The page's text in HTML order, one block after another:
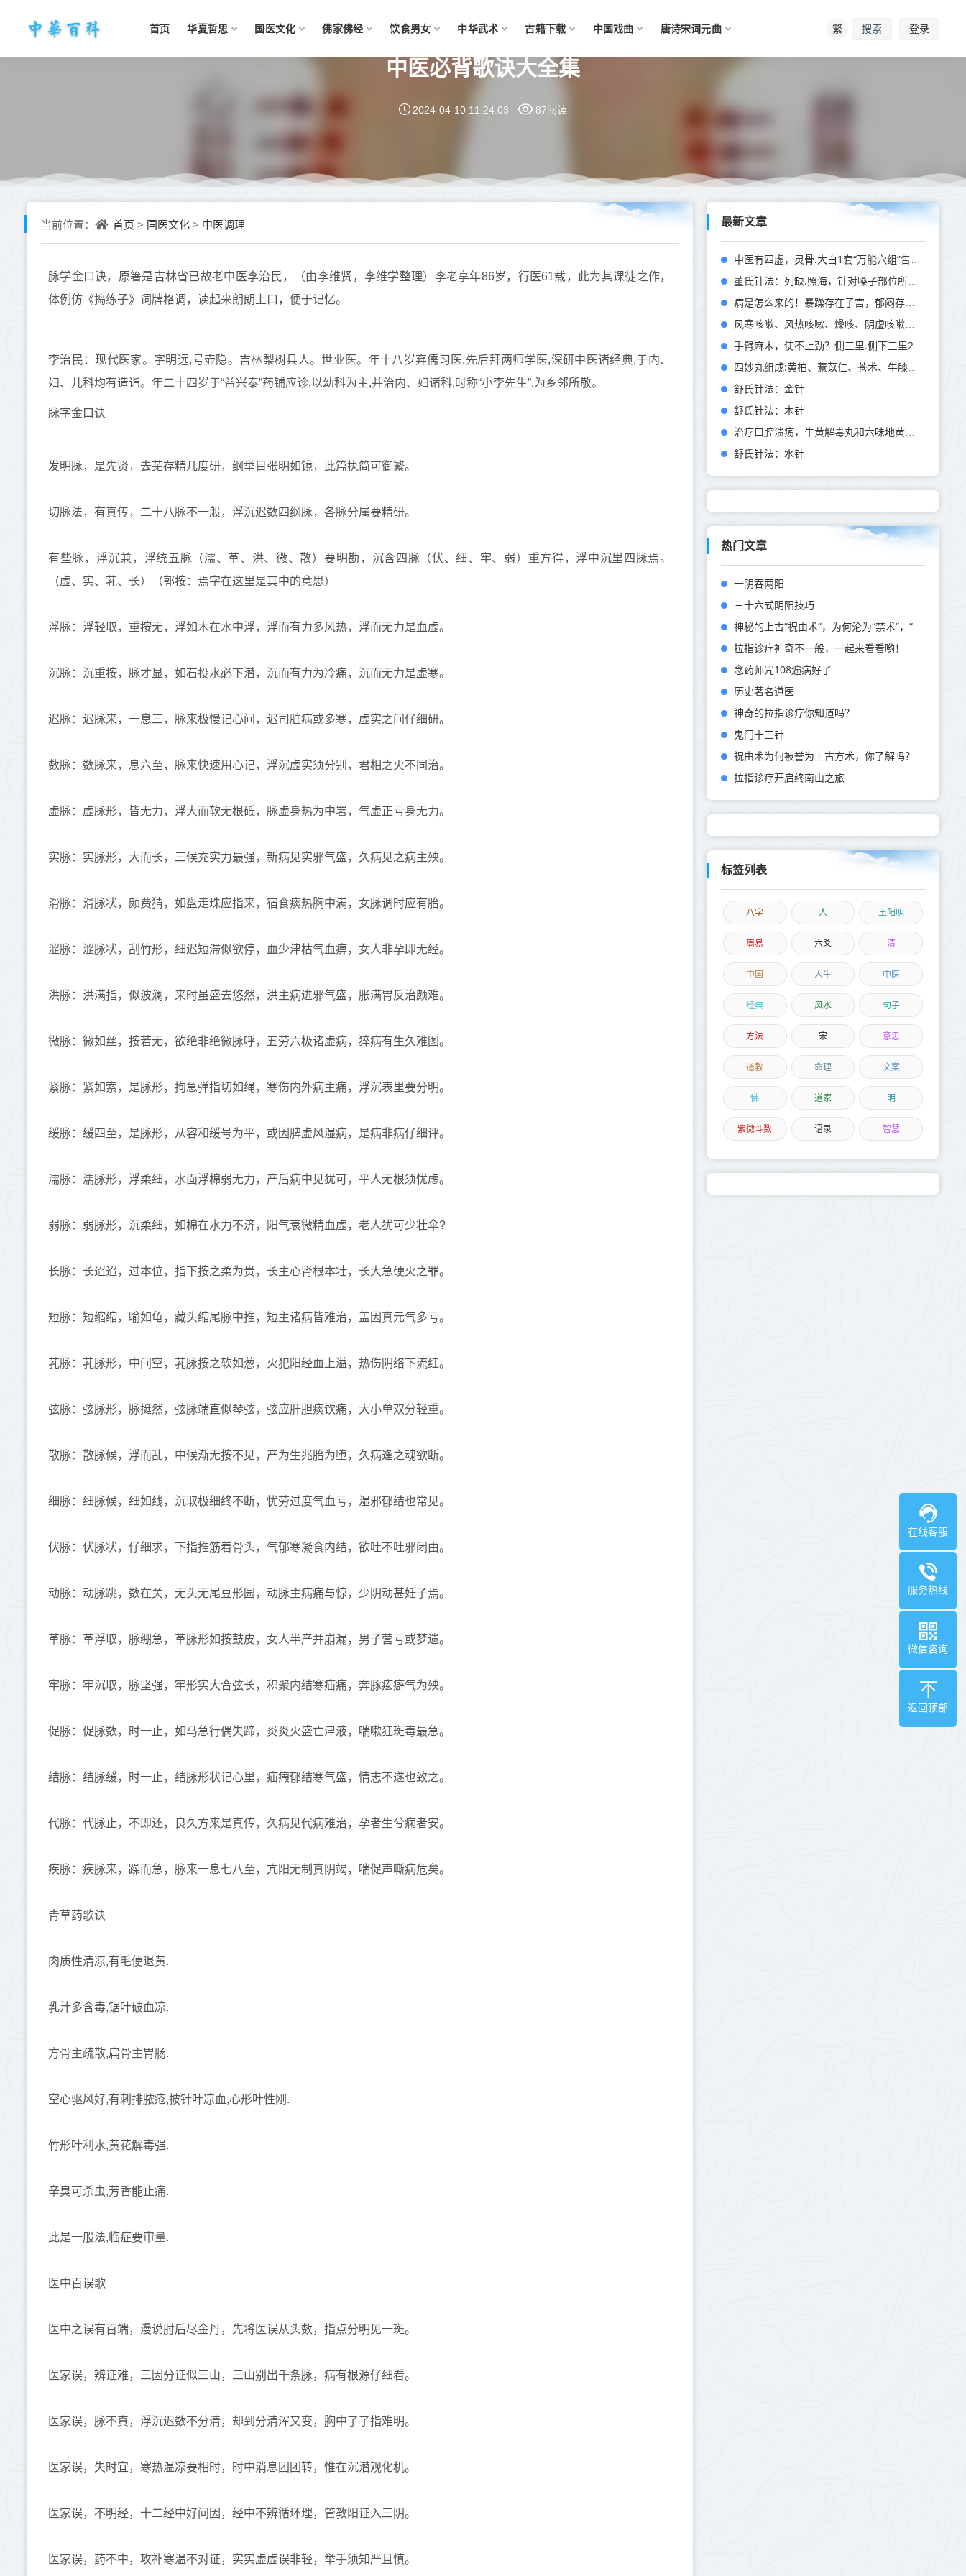
首页 华夏哲思 国医文化 佛家佛经 饮食男女 中华武术 古籍下载 中国戏曲 唐诗宋词元曲 繁 搜索 登录
中医必背歌诀大全集
2024-04-10 11:24:03 87阅读
当前位置： 首页 > 国医文化 > 中医调理
脉学金口诀，原箸是吉林省已故老中医李治民，（由李维贤，李维学整理）李老享年86岁，行医61载，此为其课徒之作，
体例仿《捣练子》词牌格调，读起来朗朗上口，便于记忆。
李治民：现代医家。字明远,号壶隐。吉林梨树县人。世业医。年十八岁弃儒习医,先后拜两师学医,深研中医诸经典,于内、
妇、儿科均有造诣。年二十四岁于“益兴泰”药铺应诊,以幼科为主,并治内、妇诸科,时称“小李先生”,为乡邻所敬。
脉字金口诀
发明脉，是先贤，去芜存精几度研，纲举目张明如镜，此篇执简可御繁。
切脉法，有真传，二十八脉不一般，浮沉迟数四纲脉，各脉分属要精研。
有些脉，浮沉兼，浮统五脉（濡、革、洪、微、散）要明勘，沉含四脉（伏、细、牢、弱）重方得，浮中沉里四脉焉。
（虚、实、芤、长）（郭按：焉字在这里是其中的意思）
浮脉：浮轻取，重按无，浮如木在水中浮，浮而有力多风热，浮而无力是血虚。
沉脉：沉重按，脉才显，如石投水必下潜，沉而有力为冷痛，沉而无力是虚寒。
迟脉：迟脉来，一息三，脉来极慢记心间，迟司脏病或多寒，虚实之间仔细研。
数脉：数脉来，息六至，脉来快速用心记，浮沉虚实须分别，君相之火不同治。
虚脉：虚脉形，皆无力，浮大而软无根砥，脉虚身热为中署，气虚正亏身无力。
实脉：实脉形，大而长，三候充实力最强，新病见实邪气盛，久病见之病主殃。
滑脉：滑脉状，颇费猜，如盘走珠应指来，宿食痰热胸中满，女脉调时应有胎。
涩脉：涩脉状，刮竹形，细迟短滞似欲停，血少津枯气血痹，女人非孕即无经。
洪脉：洪满指，似波澜，来时虽盛去悠然，洪主病进邪气盛，胀满胃反治颇难。
微脉：微如丝，按若无，欲绝非绝微脉呼，五劳六极诸虚病，猝病有生久难图。
紧脉：紧如索，是脉形，拘急弹指切如绳，寒伤内外病主痛，浮沉表里要分明。
缓脉：缓四至，是脉形，从容和缓号为平，或因脾虚风湿病，是病非病仔细评。
濡脉：濡脉形，浮柔细，水面浮棉弱无力，产后病中见犹可，平人无根须忧虑。
弱脉：弱脉形，沉柔细，如棉在水力不济，阳气衰微精血虚，老人犹可少壮伞?
长脉：长迢迢，过本位，指下按之柔为贵，长主心肾根本壮，长大急硬火之罪。
短脉：短缩缩，喻如龟，藏头缩尾脉中推，短主诸病皆难治，盖因真元气多亏。
芤脉：芤脉形，中间空，芤脉按之软如葱，火犯阳经血上溢，热伤阴络下流红。
弦脉：弦脉形，脉挺然，弦脉端直似琴弦，弦应肝胆痰饮痛，大小单双分轻重。
散脉：散脉候，浮而乱，中候渐无按不见，产为生兆胎为堕，久病逢之魂欲断。
细脉：细脉候，细如线，沉取极细终不断，忧劳过度气血亏，湿邪郁结也常见。
伏脉：伏脉状，仔细求，下指推筋着骨头，气郁寒凝食内结，欲吐不吐邪闭由。
动脉：动脉跳，数在关，无头无尾豆形园，动脉主病痛与惊，少阴动甚妊子焉。
革脉：革浮取，脉绷急，革脉形如按鼓皮，女人半产并崩漏，男子营亏或梦遗。
牢脉：牢沉取，脉坚强，牢形实大合弦长，积聚内结寒疝痛，奔豚痃癖气为殃。
促脉：促脉数，时一止，如马急行偶失蹄，炎炎火盛亡津液，喘嗽狂斑毒最急。
结脉：结脉缓，时一止，结脉形状记心里，疝瘕郁结寒气盛，情志不遂也致之。
代脉：代脉止，不即还，良久方来是真传，久病见代病难治，孕者生兮痫者安。
疾脉：疾脉来，躁而急，脉来一息七八至，亢阳无制真阴竭，喘促声嘶病危矣。
青草药歌诀
肉质性清凉,有毛便退黄.
乳汁多含毒,锯叶破血凉.
方骨主疏散,扁骨主胃肠.
空心驱风好,有刺排脓疮,披针叶凉血,心形叶性刚.
竹形叶利水,黄花解毒强.
辛臭可杀虫,芳香能止痛.
此是一般法,临症要审量.
医中百误歌
医中之误有百端，漫说肘后尽金丹，先将医误从头数，指点分明见一斑。
医家误，辨证难，三因分证似三山，三山别出千条脉，病有根源仔细看。
医家误，脉不真，浮沉迟数不分清，却到分清浑又变，胸中了了指难明。
医家误，失时宜，寒热温凉要相时，时中消息团团转，惟在沉潜观化机。
医家误，不明经，十二经中好问因，经中不辨循环理，管教阳证入三阴。
医家误，药不中，攻补寒温不对证，实实虚虚误非轻，举手须知严且慎。
最新文章
舒氏针法：金针
舒氏针法：木针
舒氏针法：水针
热门文章
一阴吞两阳
三十六式阴阳技巧
拉指诊疗神奇不一般，一起来看看哟！
念药师咒108遍病好了
历史著名道医
神奇的拉指诊疗你知道吗？
鬼门十三针
祝由术为何被誉为上古方术，你了解吗？
拉指诊疗开启终南山之旅
标签列表
八字 人 王阳明
周易 六爻 清
中国 人生 中医
经典 风水 句子
方法 宋 意思
道教 命理 文案
佛 道家 明
紫微斗数 语录 智慧
在线客服
服务热线
微信咨询
返回顶部